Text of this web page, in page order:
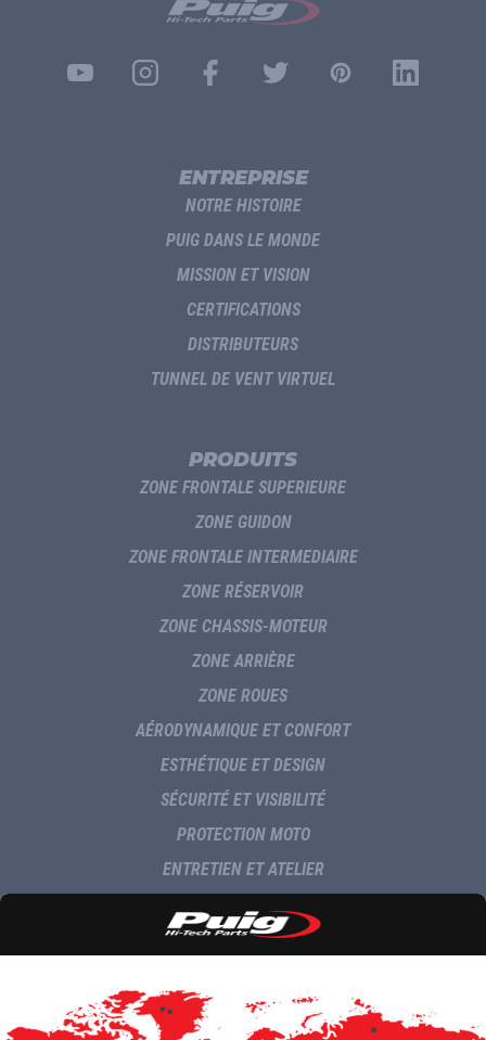
ENTREPRISE
NOTRE HISTOIRE
PUIG DANS LE MONDE
MISSION ET VISION
CERTIFICATIONS
DISTRIBUTEURS
TUNNEL DE VENT VIRTUEL
PRODUITS
ZONE FRONTALE SUPERIEURE
ZONE GUIDON
ZONE FRONTALE INTERMEDIAIRE
ZONE RÉSERVOIR
ZONE CHASSIS-MOTEUR
ZONE ARRIÈRE
ZONE ROUES
AÉRODYNAMIQUE ET CONFORT
ESTHÉTIQUE ET DESIGN
SÉCURITÉ ET VISIBILITÉ
PROTECTION MOTO
ENTRETIEN ET ATELIER
LIVRAISON
COMMUNICATION